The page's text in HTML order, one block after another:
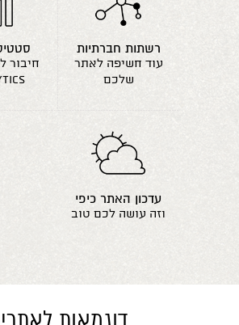
רשתות חברתיות
עוד חשיפה לאתר
שלכם
עדכון האתר כיפי
וזה עושה לכם טוב